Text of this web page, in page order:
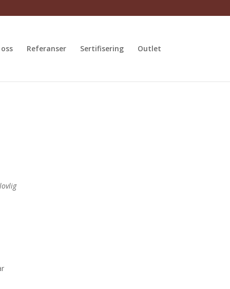
Referanser Sertifisering Outlet